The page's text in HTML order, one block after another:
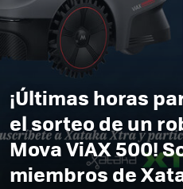
¡Últimas horas
el sorteo de un
Mova ViAX 500!
miembros de